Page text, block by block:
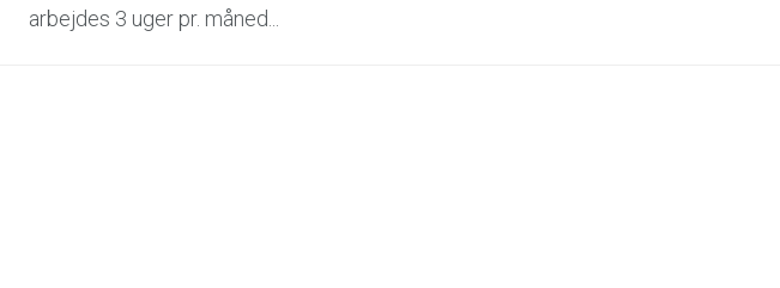
arbejdes 3 uger pr. måned...